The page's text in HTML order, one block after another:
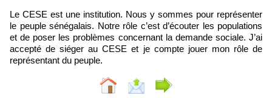
Le CESE est une institution. Nous y sommes pour représenter
le peuple sénégalais. Notre rôle c’est d’écouter les populations
et de poser les problèmes concernant la demande sociale. J’ai
accepté de siéger au CESE et je compte jouer mon rôle de
représentant du peuple.